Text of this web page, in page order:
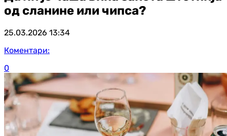
од сланине или чипса?
25.03.2026 13:34
Коментари:
0